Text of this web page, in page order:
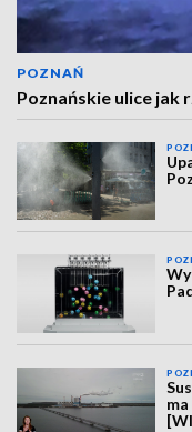
POZNAŃ
Poznańskie ulice jak